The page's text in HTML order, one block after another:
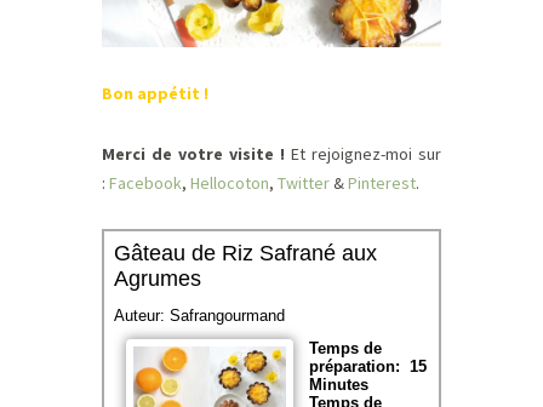
Bon appétit !
Merci de votre visite ! Et rejoignez-moi sur
: Facebook, Hellocoton, Twitter&Pinterest.
Gâteau de Riz Safrané aux
Agrumes
Auteur: Safrangourmand
Temps de
préparation:15
Minutes
Temps de